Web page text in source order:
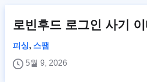
로빈후드 로그인 사기
피싱, 스팸
5월 9, 2026